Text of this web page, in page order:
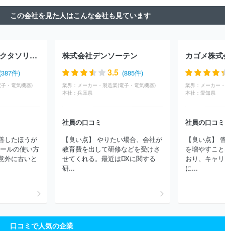
Ａｓｔｅｍｏ株式会社
株式会社京三製作所
理想科学工業株式会
社
日本航空電子工業株式会社 コニカミノルタ株式会社
子工業株式会社
株式会社アイテックシステム
富士通株式会社
株式会社ピーアップ
ヒロセ電機株式会社
帝国通信工業株式会
社
株式会社日立製作所 太陽誘電株式会社
日本シイエムケイ株
式会社
新電元工業株式会社
社
ＮＥＣプラットフォームズ株式会社
日本アビオニクス株式会
日本電波工業株式会社
株式会社日本デジタル研究所
スタンレー電気株式会社
キヤノン株式会社
岩崎通信機株式会
社
株式会社小糸製作所 日本無線株式会社
能美防災株式会社
トヨタバッテリー株式会社
株式会社ＭＴＧ
住友電装株式会社
東芝テック株式会社
この会社を見た人はこんな会社も見ています
ソニーセミコンダクタソリューションズ株式会社
件)
・電気機器)
したほうが
ルの使い方
外に古いと
株式会社デンソーテン
3.5 (885件)
業界： メーカー・製造業(電子・電気機器)
本社： 兵庫県
社員の口コミ
【良い点】 やりたい場合、会社が
教育費を出して研修などを受けさ
せてくれる。最近はDXに関する
研...
カゴメ株
業界：
本社： 愛知県
社員の口コミ
【良い点】
を増やすこ
おり、キャ
に...
口コミで人気の企業